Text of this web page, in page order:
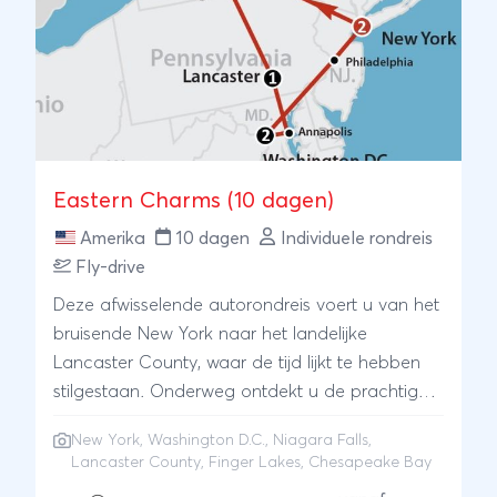
17-mile Drive en naar bruisende wereldsteden
als San Francisco, de unieke gokstad Las
Vegas en Los Angeles. De veelzijdige Nationale
Parken, zoals Yosemite NP, Bryce Canyon en
één van de zeven natuurwonderen de Grand
Canyon worden vanzelfsprekend niet
onvergetelijke reiservaring in het land van de
onbegrensde mogelijkheden?
Eastern Charms (10 dagen)
Amerika 10 dagen
Individuele rondreis
Fly-drive
Deze afwisselende autorondreis voert u van het
bruisende New York naar het landelijke
Lancaster County, waar de tijd lijkt te hebben
stilgestaan. Onderweg ontdekt u de prachtige
u de indrukwekkende Niagara Falls en geniet u
New York, Washington D.C., Niagara Falls,
Lancaster County, Finger Lakes, Chesapeake Bay